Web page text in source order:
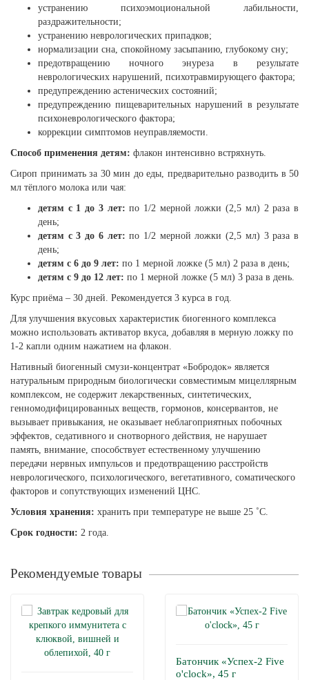
устранению психоэмоциональной лабильности,
раздражительности;
устранению неврологических припадков;
нормализации сна, спокойному засыпанию, глубокому сну;
предотвращению ночного энуреза в результате
неврологических нарушений, психотравмирующего фактора;
предупреждению астенических состояний;
предупреждению пищеварительных нарушений в результате
психоневрологического фактора;
коррекции симптомов неуправляемости.
Способ применения детям: флакон интенсивно встряхнуть.
Сироп принимать за 30 мин до еды, предварительно разводить в 50
мл тёплого молока или чая:
детям с 1 до 3 лет: по 1/2 мерной ложки (2,5 мл) 2 раза в
день;
детям с 3 до 6 лет: по 1/2 мерной ложки (2,5 мл) 3 раза в
день;
детям с 6 до 9 лет: по 1 мерной ложке (5 мл) 2 раза в день;
детям с 9 до 12 лет: по 1 мерной ложке (5 мл) 3 раза в день.
Курс приёма – 30 дней. Рекомендуется 3 курса в год.
Для улучшения вкусовых характеристик биогенного комплекса
можно использовать активатор вкуса, добавляя в мерную ложку по
1-2 капли одним нажатием на флакон.
Нативный биогенный смузи-концентрат «Бобродок» является
натуральным природным биологически совместимым мицеллярным
комплексом, не содержит лекарственных, синтетических,
генномодифицированных веществ, гормонов, консервантов, не
вызывает привыкания, не оказывает неблагоприятных побочных
эффектов, седативного и снотворного действия, не нарушает
память, внимание, способствует естественному улучшению
передачи нервных импульсов и предотвращению расстройств
неврологического, психологического, вегетативного, соматического
факторов и сопутствующих изменений ЦНС.
Условия хранения: хранить при температуре не выше 25 ˚С.
Срок годности: 2 года.
Рекомендуемые товары
Батончик «Успех-2 Five
o'clock», 45 г